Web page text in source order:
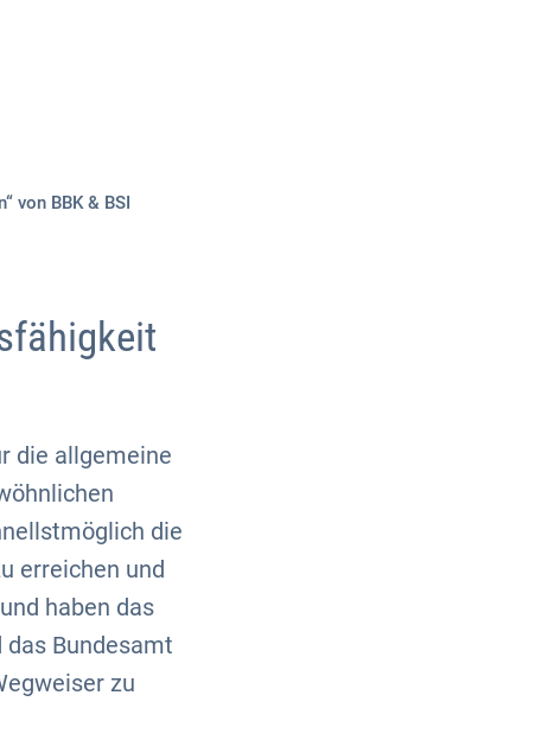
von BBK & BSI
die allgemeine
die
erreichen und
haben das
Bundesamt
zu